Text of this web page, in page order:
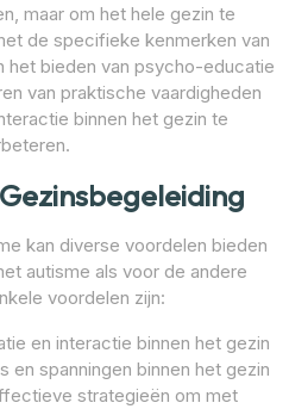
maar om het hele gezin te
de specifieke kenmerken van
het bieden van psycho-educatie
van praktische vaardigheden
binnen het gezin te
kan diverse voordelen bieden
autisme als voor de andere
voordelen zijn:
en interactie binnen het gezin
en spanningen binnen het gezin
strategieën om met